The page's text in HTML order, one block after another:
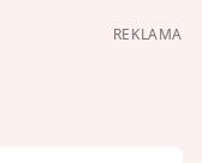
REKLAMA